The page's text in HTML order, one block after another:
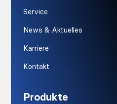
Service
News & Aktuelles
Karriere
Kontakt
Produkte